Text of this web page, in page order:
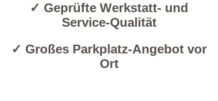
✓ Geprüfte Werkstatt- und
Service-Qualität
✓ Großes Parkplatz-Angebot vor
Ort